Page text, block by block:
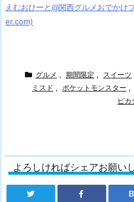
えむおひーと@関西グルメおでか
er.com)
グルメ , 期間限定 , スイーツ
ミスド , ポケットモンスター ,
ピカ
よろしければシェアお願い